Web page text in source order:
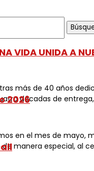
VIDA UNIDA A
más de 40 años
décadas de
2026
en el mes de mayo,
manera especial, al